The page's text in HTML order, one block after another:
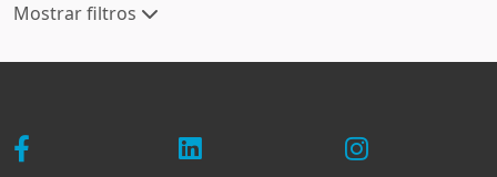
Mostrar filtros